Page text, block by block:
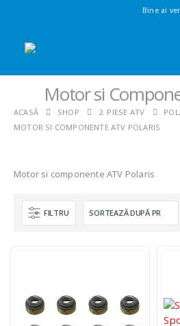
Bine ai
Motor si
ACASĂ SHOP 2. PIESE ATV
MOTOR SI COMPONENTE ATV POLARIS
Motor si componente ATV Polaris
FILTRU